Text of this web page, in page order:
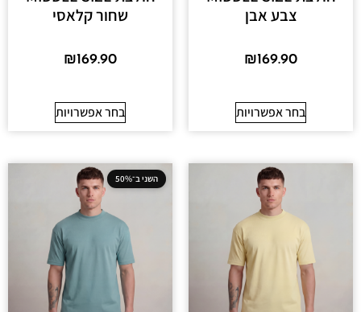
צבע אבן
₪169.90
בחר אפשרויות
שחור קלאסי
₪169.90
בחר אפשרויות
השני ב־50%